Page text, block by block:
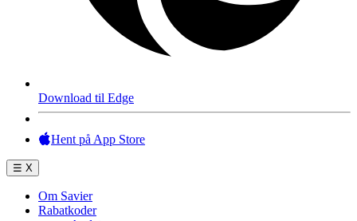
Download til Edge
Hent på App Store
☰ X
Om Savier
Rabatkoder